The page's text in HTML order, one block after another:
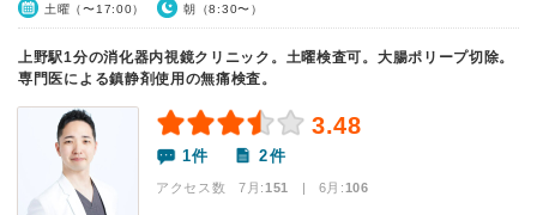
土曜（〜17:00） 朝（8:30〜）
上野駅1分の消化器内視鏡クリニック。土曜検査可。大腸ポリープ切除。
専門医による鎮静剤使用の無痛検査。
3.48
1件 2件
アクセス数 7月:151 | 6月:106